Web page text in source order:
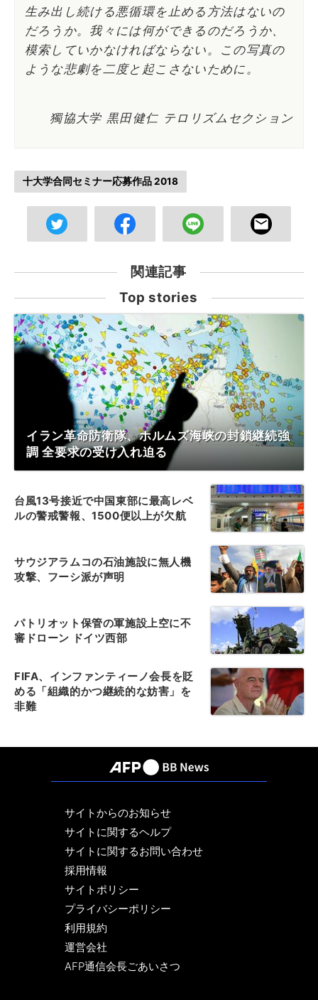
生み出し続ける悪循環を止める方法はないの
だろうか。我々には何ができるのだろうか、
模索していかなければならない。この写真の
ような悲劇を二度と起こさないために。
獨協大学 黒田健仁 テロリズムセクション
十大学合同セミナー応募作品 2018
関連記事
Top stories
イラン革命防衛隊、ホルムズ海峡の封鎖継続強
調 全要求の受け入れ迫る
台風13号接近で中国東部に最高レベ
ルの警戒警報、1500便以上が欠航
サウジアラムコの石油施設に無人機
攻撃、フーシ派が声明
パトリオット保管の軍施設上空に不
審ドローン ドイツ西部
FIFA、インファンティーノ会長を貶
める「組織的かつ継続的な妨害」を
非難
サイトからのお知らせ
サイトに関するヘルプ
サイトに関するお問い合わせ
採用情報
サイトポリシー
プライバシーポリシー
利用規約
運営会社
AFP通信会長ごあいさつ